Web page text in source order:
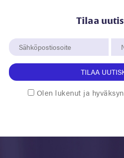
Tilaa
TILAA
Olen lukenut ja